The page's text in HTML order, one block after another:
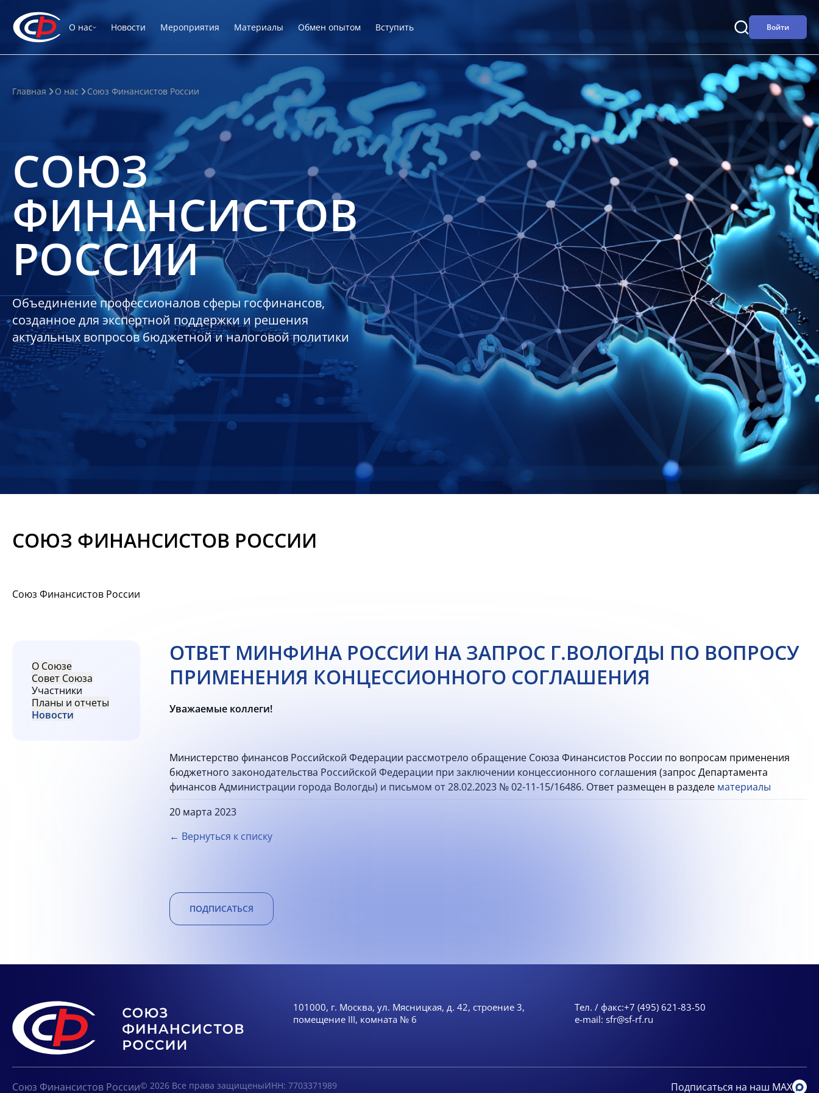
О нас Новости Мероприятия Материалы Обмен опытом Вступить Войти
Главная О нас Союз Финансистов России
СОЮЗ
ФИНАНСИСТОВ
РОССИИ
Объединение профессионалов сферы госфинансов,
созданное для экспертной поддержки и решения
актуальных вопросов бюджетной и налоговой политики
СОЮЗ ФИНАНСИСТОВ РОССИИ
Союз Финансистов России
О Союзе
Совет Союза
Участники
Планы и отчеты
Новости
ОТВЕТ МИНФИНА РОССИИ НА ЗАПРОС Г.ВОЛОГДЫ ПО ВОПРОСУ
ПРИМЕНЕНИЯ КОНЦЕССИОННОГО СОГЛАШЕНИЯ
Уважаемые коллеги!
Министерство финансов Российской Федерации рассмотрело обращение Союза Финансистов России по вопросам применения
бюджетного законодательства Российской Федерации при заключении концессионного соглашения (запрос Департамента
финансов Администрации города Вологды) и письмом от 28.02.2023 № 02-11-15/16486. Ответ размещен в разделе материалы
20 марта 2023
← Вернуться к списку
ПОДПИСАТЬСЯ
101000, г. Москва, ул. Мясницкая, д. 42, строение 3,
помещение III, комната № 6
Тел. / факс:+7 (495) 621-83-50
e-mail: sfr@sf-rf.ru
Союз Финансистов России© 2026 Все права защищеныИНН: 7703371989 Подписаться на наш MAX